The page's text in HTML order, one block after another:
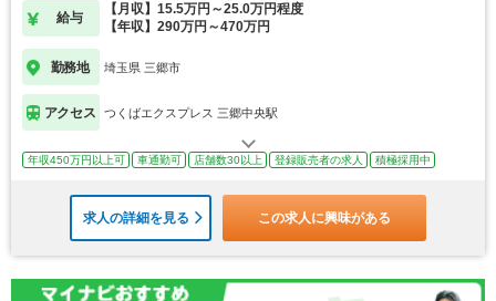
給与
【月収】15.5万円～25.0万円程度
【年収】290万円～470万円
勤務地 埼玉県 三郷市
アクセス つくばエクスプレス 三郷中央駅
年収450万円以上可 車通勤可 店舗数30以上 登録販売者の求人 積極採用中
求人の詳細を見る この求人に興味がある